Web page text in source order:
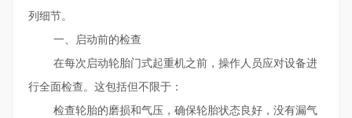
列细节。
一、启动前的检查
在每次启动轮胎门式起重机之前，操作人员应对设备进
行全面检查。这包括但不限于：
检查轮胎的磨损和气压，确保轮胎状态良好，没有漏气